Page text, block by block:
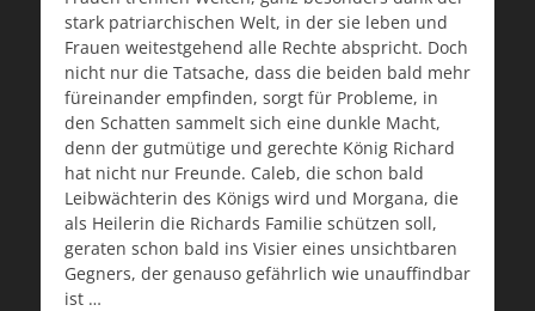
stark patriarchischen Welt, in der sie leben und
Frauen weitestgehend alle Rechte abspricht. Doch
nicht nur die Tatsache, dass die beiden bald mehr
füreinander empfinden, sorgt für Probleme, in
den Schatten sammelt sich eine dunkle Macht,
denn der gutmütige und gerechte König Richard
hat nicht nur Freunde. Caleb, die schon bald
Leibwächterin des Königs wird und Morgana, die
als Heilerin die Richards Familie schützen soll,
geraten schon bald ins Visier eines unsichtbaren
Gegners, der genauso gefährlich wie unauffindbar
ist …